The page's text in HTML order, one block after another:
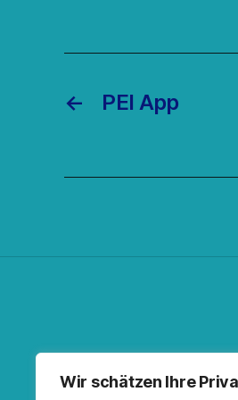
Wir schätzen Ihre
← PEI App